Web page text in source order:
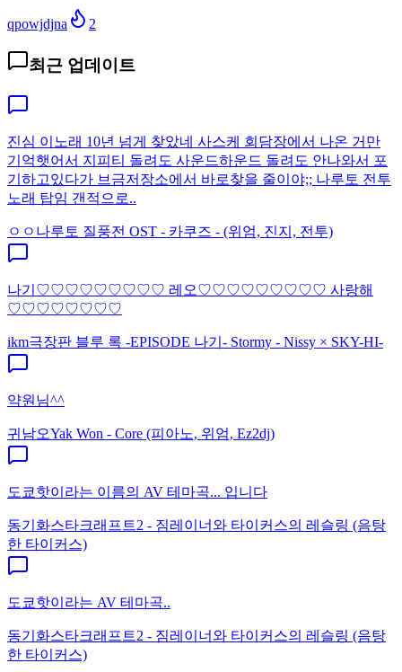
qpowjdjna 2
최근 업데이트
진심 이노래 10년 넘게 찾았네 사스케 회담장에서 나온 거만
기억햇어서 지피티 돌려도 사운드하운드 돌려도 안나와서 포
기하고있다가 브금저장소에서 바로찾을 줄이야;; 나루토 전투
노래 탑임 갠적으로..
ㅇㅇ 나루토 질풍전 OST - 카쿠즈 - (위엄, 진지, 전투)
나기♡♡♡♡♡♡♡♡♡ 레오♡♡♡♡♡♡♡♡♡ 사랑해
♡♡♡♡♡♡♡♡
ikm극장판 블루 록 -EPISODE 나기- Stormy - Nissy × SKY-HI-
약원님^^
귀남오Yak Won - Core (피아노, 위엄, Ez2dj)
도쿄핫이라는 이름의 AV 테마곡... 입니다
동기화스타크래프트2 - 짐레이너와 타이커스의 레슬링 (음탕
한 타이커스)
도쿄핫이라는 AV 테마곡..
동기화스타크래프트2 - 짐레이너와 타이커스의 레슬링 (음탕
한 타이커스)